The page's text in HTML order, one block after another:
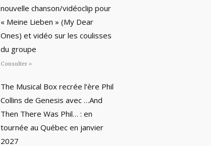
nouvelle chanson/vidéoclip pour
« Meine Lieben » (My Dear
Ones) et vidéo sur les coulisses
du groupe
Consulter »
The Musical Box recrée l’ère Phil
Collins de Genesis avec …And
Then There Was Phil… : en
tournée au Québec en janvier
2027